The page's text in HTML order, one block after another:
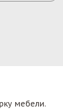
мебели.